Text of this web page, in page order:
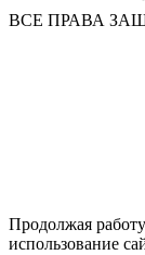
ВСЕ ПРАВА
Продолжая
использование